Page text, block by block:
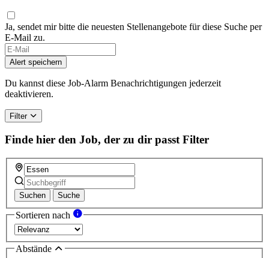
Ja, sendet mir bitte die neuesten Stellenangebote für diese Suche per
E-Mail zu.
If
you
are
a
human,
this
field
Alert speichern
Du kannst diese Job-Alarm Benachrichtigungen jederzeit
deaktivieren.
Filter
Finde hier den Job, der zu dir passt Filter
Suchen Suche
Sortieren nach
Abstände